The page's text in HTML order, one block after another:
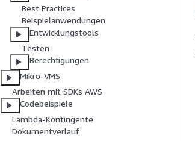
Best Practices
Beispielanwendungen
Entwicklungstools
Testen
Berechtigungen
Mikro-VMS
Arbeiten mit SDKs AWS
Codebeispiele
Lambda-Kontingente
Dokumentverlauf